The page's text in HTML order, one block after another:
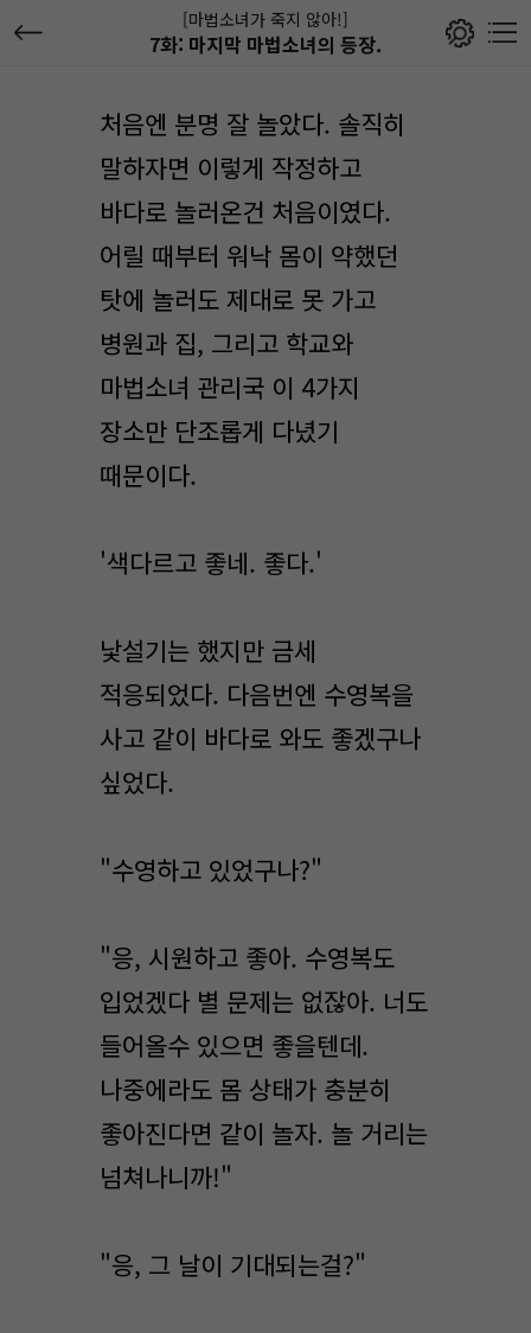
[마법소녀가 죽지 않아!]
7화: 마지막 마법소녀의 등장.
처음엔 분명 잘 놀았다. 솔직히
말하자면 이렇게 작정하고
바다로 놀러온건 처음이였다.
어릴 때부터 워낙 몸이 약했던
탓에 놀러도 제대로 못 가고
병원과 집, 그리고 학교와
마법소녀 관리국 이 4가지
장소만 단조롭게 다녔기
때문이다.
'색다르고 좋네. 좋다.'
낯설기는 했지만 금세
적응되었다. 다음번엔 수영복을
사고 같이 바다로 와도 좋겠구나
싶었다.
"수영하고 있었구나?"
"응, 시원하고 좋아. 수영복도
입었겠다 별 문제는 없잖아. 너도
들어올수 있으면 좋을텐데.
나중에라도 몸 상태가 충분히
좋아진다면 같이 놀자. 놀 거리는
넘쳐나니까!"
"응, 그 날이 기대되는걸?"